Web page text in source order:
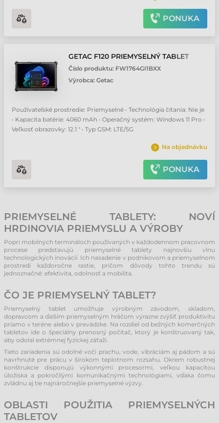
PONUKA
GETAC F120 PRIEMYSELNÝ TABLET
Číslo produktu: FW1764GI1BXX
Výrobca: Getac
Používateľské prostredie: Priemyselné • Technológia čítania: Nie je
• Kapacita batérie: 4060 mAh • Operačný systém: Windows 11 Pro •
Veľkosť obrazovky: 12.1 " • Typ GSM: LTE/5G
Na objednávku
PONUKA
PRIEMYSELNÉ TABLETY: NOVÍ
HRDINOVIA PRIEMYSLU A VÝROBY
Popri mobilných termináloch používaných v každodennom pracovnom
procese predstavujú priemyselné tablety najnovšiu vlnu
technologických inovácií. Ich nasadenie v podnikovom a priemyselnom
prostredí každoročne rastie, pričom dôvody tohto trendu sú
jednoznačné: efektivita, odolnosť a mobilita.
ČO JE PRIEMYSELNÝ TABLET?
Priemyselný tablet umožňuje výrobným závodom, skladom,
dopravcom a ďalším priemyselným hráčom výrazne zvýšiť produktivitu
priamo v teréne alebo v prevádzke. Na rozdiel od bežných komerčných
tabletov ide o špeciálny prenosný počítač, ktorý je konštruovaný tak,
aby odolal extrémnej fyzickej záťaži.
Tieto zariadenia sú odolné voči prachu, vode, vibráciám aj pádom a sú
navrhnuté pre prácu v širokom teplotnom rozsahu. Okrem robustnej
konštrukcie disponujú výkonnými procesormi, veľkou kapacitou
úložiska a pokročilými komunikačnými technológiami, vďaka čomu
zvládnu aj tie najnáročnejšie priemyselné výzvy.
OBLASTI POUŽITIA PRIEMYSELNÝCH
TABLETOV